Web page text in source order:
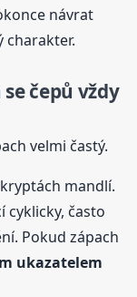
návrat
charakter.
čepů vždy
velmi častý.
mandlí.
cyklicky, často
Pokud zápach
ukazatelem